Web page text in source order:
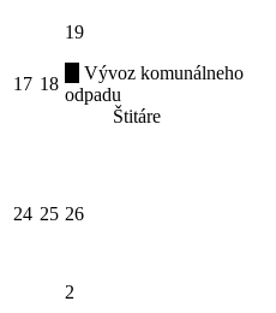
17 18
19
Vývoz komunálneho
odpadu
Štitáre
24 25 26
2